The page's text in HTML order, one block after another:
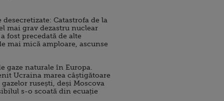
desecretizate: Catastrofa de la
mai grav dezastru nuclear
fost precedată de alte
mai mică amploare, ascunse
gaze naturale în Europa.
Ucraina marea câștigătoare
rusești, deși Moscova
s-o scoată din ecuație